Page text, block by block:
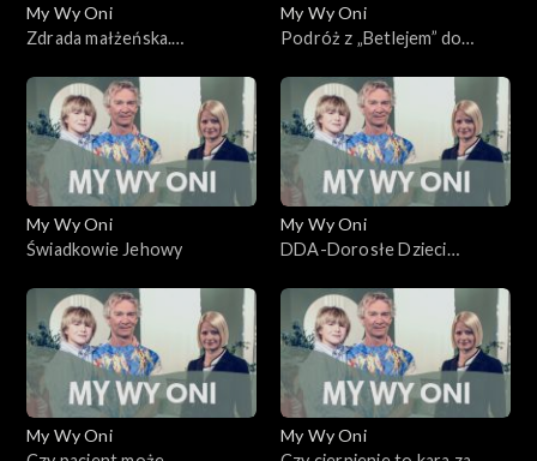
My Wy Oni
Zdrada małżeńska.
My Wy Oni
Podróż z „Betlejem” do
My Wy Oni
Świadkowie Jehowy
My Wy Oni
DDA-Dorosłe Dzieci
My Wy Oni
My Wy Oni